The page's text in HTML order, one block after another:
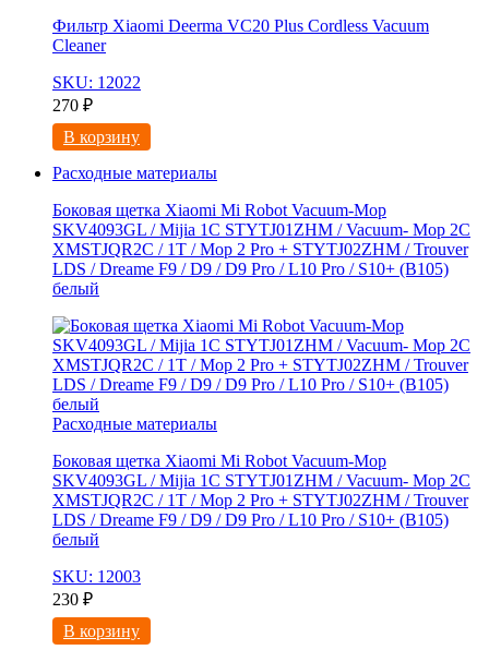
Фильтр Xiaomi Deerma VC20 Plus Cordless Vacuum
Cleaner
SKU: 12022
270 ₽
В корзину
Расходные материалы
Боковая щетка Xiaomi Mi Robot Vacuum-Mop
SKV4093GL / Mijia 1C STYTJ01ZHM / Vacuum- Mop 2C
XMSTJQR2C / 1T / Mop 2 Pro + STYTJ02ZHM / Trouver
LDS / Dreame F9 / D9 / D9 Pro / L10 Pro / S10+ (B105)
белый
Расходные материалы
Боковая щетка Xiaomi Mi Robot Vacuum-Mop
SKV4093GL / Mijia 1C STYTJ01ZHM / Vacuum- Mop 2C
XMSTJQR2C / 1T / Mop 2 Pro + STYTJ02ZHM / Trouver
LDS / Dreame F9 / D9 / D9 Pro / L10 Pro / S10+ (B105)
белый
SKU: 12003
230 ₽
В корзину